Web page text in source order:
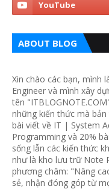
ABOUT BLOG
Xin chào các bạn, mình
Engineer và mình xây
tên
những kiến thức mà
bài viết về IT | System
Programming và 20%
sống lẫn các kiến thức
như là kho lưu trữ Note
phương châm: "Nâng
sẻ, nhận đóng góp từ